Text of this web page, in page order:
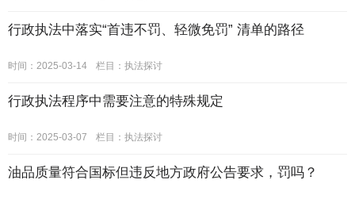
行政执法中落实“首违不罚、轻微免罚” 清单的路径
时间：2025-03-14 栏目： 执法探讨
行政执法程序中需要注意的特殊规定
时间：2025-03-07 栏目： 执法探讨
油品质量符合国标但违反地方政府公告要求，罚吗？